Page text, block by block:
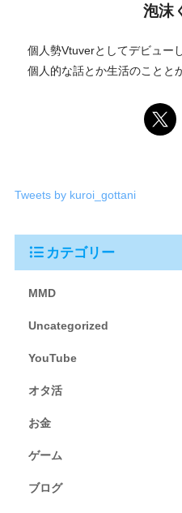
泡沫
個人勢Vtuverとしてデビュー
個人的な話とか生活のことと
Tweets by kuroi_gottani
カテゴリー
MMD
Uncategorized
YouTube
オタ活
お金
ゲーム
ブログ